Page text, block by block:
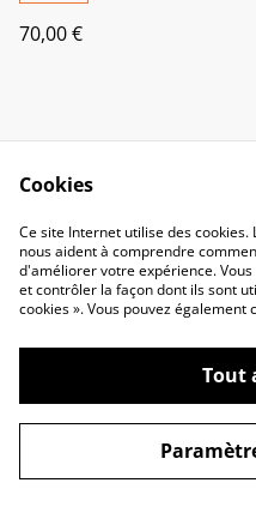
70,00 €
Contactez-nous
Politique de
©2026L'Atelier de Neige
Cookies
Ce site Internet utilise des
nous aident à comprendre
d'améliorer votre expérience.
et contrôler la façon dont ils sont
cookies ». Vous pouvez également
Tout